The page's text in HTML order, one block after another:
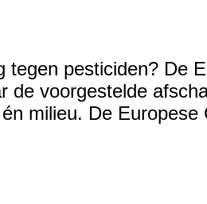
tegen pesticiden? De
de voorgestelde
milieu. De Europese